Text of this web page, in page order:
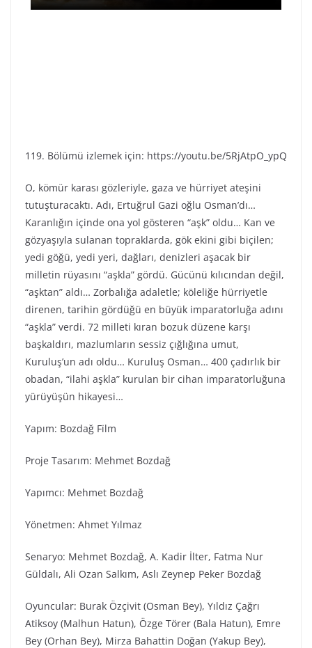
119. Bölümü izlemek için: https://youtu.be/5RjAtpO_ypQ
O, kömür karası gözleriyle, gaza ve hürriyet ateşini
tutuşturacaktı. Adı, Ertuğrul Gazi oğlu Osman’dı…
Karanlığın içinde ona yol gösteren “aşk” oldu… Kan ve
gözyaşıyla sulanan topraklarda, gök ekini gibi biçilen;
yedi göğü, yedi yeri, dağları, denizleri aşacak bir
milletin rüyasını “aşkla” gördü. Gücünü kılıcından değil,
“aşktan” aldı… Zorbalığa adaletle; köleliğe hürriyetle
direnen, tarihin gördüğü en büyük imparatorluğa adını
“aşkla” verdi. 72 milleti kıran bozuk düzene karşı
başkaldırı, mazlumların sessiz çığlığına umut,
Kuruluş’un adı oldu… Kuruluş Osman… 400 çadırlık bir
obadan, “ilahi aşkla” kurulan bir cihan imparatorluğuna
yürüyüşün hikayesi…
Yapım: Bozdağ Fi̇lm
Proje Tasarım: Mehmet Bozdağ
Yapımcı: Mehmet Bozdağ
Yönetmen: Ahmet Yılmaz
Senaryo: Mehmet Bozdağ, A. Kadir İlter, Fatma Nur
Güldalı, Ali Ozan Salkım, Aslı Zeynep Peker Bozdağ
Oyuncular: Burak Özçivit (Osman Bey), Yıldız Çağrı
Atiksoy (Malhun Hatun), Özge Törer (Bala Hatun), Emre
Bey (Orhan Bey), Mirza Bahattin Doğan (Yakup Bey),